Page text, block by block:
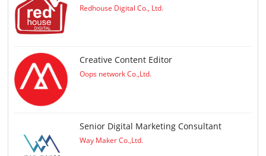
Redhouse Digital Co., Ltd.
Creative Content Editor
Oops network Co.,Ltd.
Senior Digital Marketing Consultant
Way Maker Co.,Ltd.